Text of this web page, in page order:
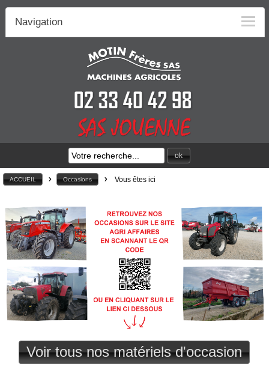
ok
Navigation
ACCUEIL > Occasions > Vous êtes ici
Voir tous nos matériels d'occasion